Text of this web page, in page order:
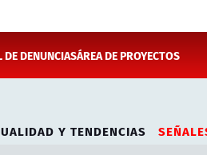
DE DENUNCIASÁREA DE PROYECTOS
Y TENDENCIAS